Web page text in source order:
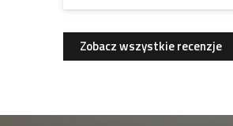
Zobacz wszystkie recenzje